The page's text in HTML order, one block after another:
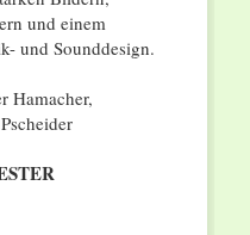
und einem
und Sounddesign.
Hamacher,